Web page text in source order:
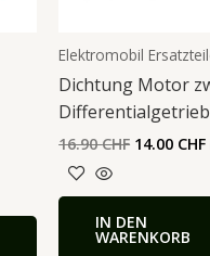
Elektromobil
Dichtung Motor
16.90CHF 14.00 CHF
IN DEN
WARENKORB